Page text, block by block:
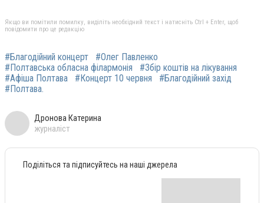
Якщо ви помітили помилку, виділіть необхідний текст і натисніть Ctrl + Enter, щоб
повідомити про це редакцію
#Благодійний концерт
#Олег Павленко
#Полтавська обласна філармонія
#Збір коштів на лікування
#Афіша Полтава
#Концерт 10 червня
#Благодійний захід
#Полтава.
Дронова Катерина
журналіст
Поділіться та підписуйтесь на наші джерела